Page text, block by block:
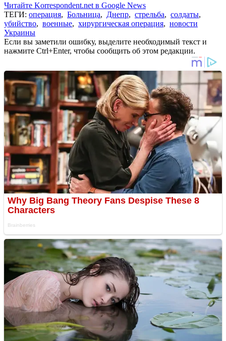
Читайте Korrespondent.net в Google News
ТЕГИ: операция, Больница, Днепр, стрельба, солдаты,
убийство, военные, хирургическая операция, новости
Украины
Если вы заметили ошибку, выделите необходимый текст и
нажмите Ctrl+Enter, чтобы сообщить об этом редакции.